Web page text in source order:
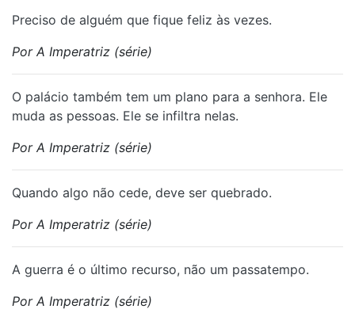
Preciso de alguém que fique feliz às vezes.
Por A Imperatriz (série)
O palácio também tem um plano para a senhora. Ele
muda as pessoas. Ele se infiltra nelas.
Por A Imperatriz (série)
Quando algo não cede, deve ser quebrado.
Por A Imperatriz (série)
A guerra é o último recurso, não um passatempo.
Por A Imperatriz (série)